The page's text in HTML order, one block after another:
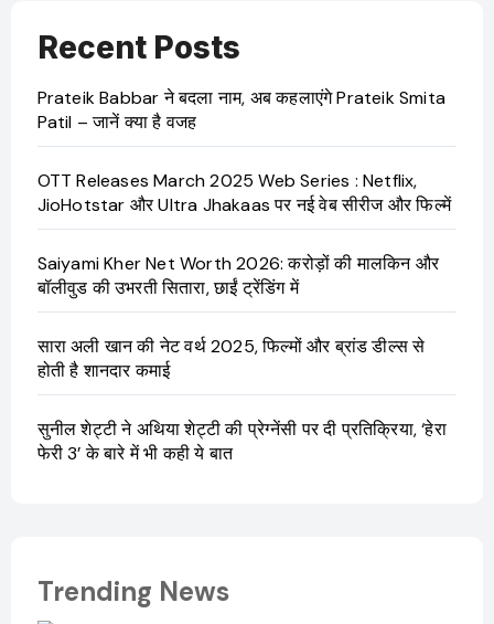
Recent Posts
Prateik Babbar ने बदला नाम, अब कहलाएंगे Prateik Smita
Patil – जानें क्या है वजह
OTT Releases March 2025 Web Series : Netflix,
JioHotstar और Ultra Jhakaas पर नई वेब सीरीज और फिल्में
Saiyami Kher Net Worth 2026: करोड़ों की मालकिन और
बॉलीवुड की उभरती सितारा, छाईं ट्रेंडिंग में
सारा अली खान की नेट वर्थ 2025, फिल्मों और ब्रांड डील्स से
होती है शानदार कमाई
सुनील शेट्टी ने अथिया शेट्टी की प्रेग्नेंसी पर दी प्रतिक्रिया, ‘हेरा
फेरी 3’ के बारे में भी कही ये बात
Trending News